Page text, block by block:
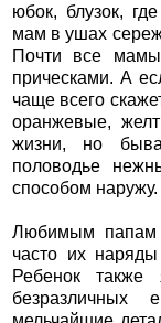
юбок, блузок,
мам в ушах
Почти все
прическами. А
чаще всего
оранжевые,
жизни, но
половодье
способом наружу.
Любимым папам
часто их
Ребенок
безразличных